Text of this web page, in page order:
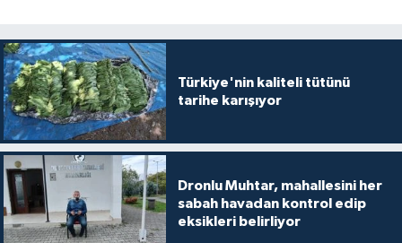
Türkiye'nin kaliteli tütünü
tarihe karışıyor
Dronlu Muhtar, mahallesini her
sabah havadan kontrol edip
eksikleri belirliyor